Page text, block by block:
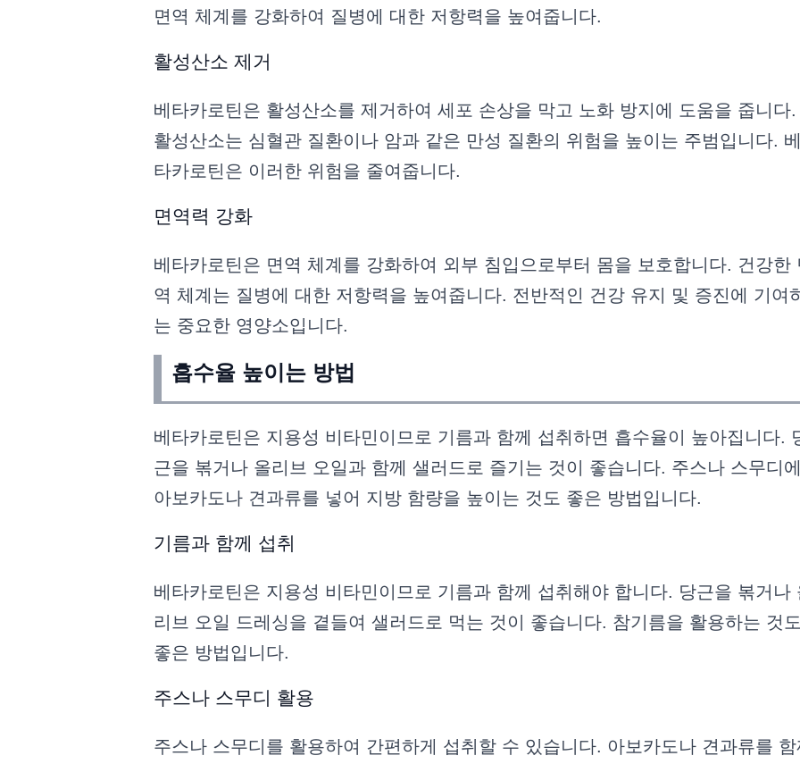
면역 체계를 강화하여 질병에 대한 저항력을 높여줍니다.
활성산소 제거
베타카로틴은 활성산소를 제거하여 세포 손상을 막고 노화 방지에 도움을 줍니다.
활성산소는 심혈관 질환이나 암과 같은 만성 질환의 위험을 높이는 주범입니다.
타카로틴은 이러한 위험을 줄여줍니다.
면역력 강화
베타카로틴은 면역 체계를 강화하여 외부 침입으로부터 몸을 보호합니다. 건강한
역 체계는 질병에 대한 저항력을 높여줍니다. 전반적인 건강 유지 및 증진에 기여
는 중요한 영양소입니다.
흡수율 높이는 방법
베타카로틴은 지용성 비타민이므로 기름과 함께 섭취하면 흡수율이 높아집니다.
근을 볶거나 올리브 오일과 함께 샐러드로 즐기는 것이 좋습니다. 주스나 스무디
아보카도나 견과류를 넣어 지방 함량을 높이는 것도 좋은 방법입니다.
기름과 함께 섭취
베타카로틴은 지용성 비타민이므로 기름과 함께 섭취해야 합니다. 당근을 볶거나
리브 오일 드레싱을 곁들여 샐러드로 먹는 것이 좋습니다. 참기름을 활용하는 것
좋은 방법입니다.
주스나 스무디 활용
주스나 스무디를 활용하여 간편하게 섭취할 수 있습니다. 아보카도나 견과류를 함